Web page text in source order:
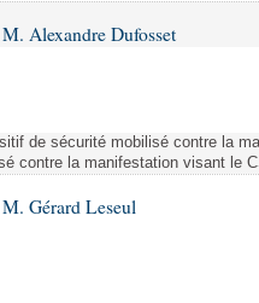
Alexandre Dufosset
de sécurité mobilisé contre la
contre la manifestation visant le
Gérard Leseul